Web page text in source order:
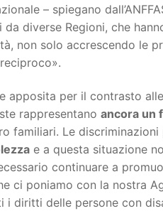
– spiegano
da diverse Regioni, che
non solo accrescendo le
apposita per il contrasto
rappresentano ancora un
familiari. Le
e a questa situazione
continuare a
ci poniamo con la nostra
i diritti delle persone con